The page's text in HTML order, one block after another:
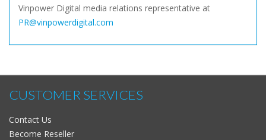
Vinpower Digital media relations representative at
PR@vinpowerdigital.com
CUSTOMER SERVICES
Contact Us
Become Reseller